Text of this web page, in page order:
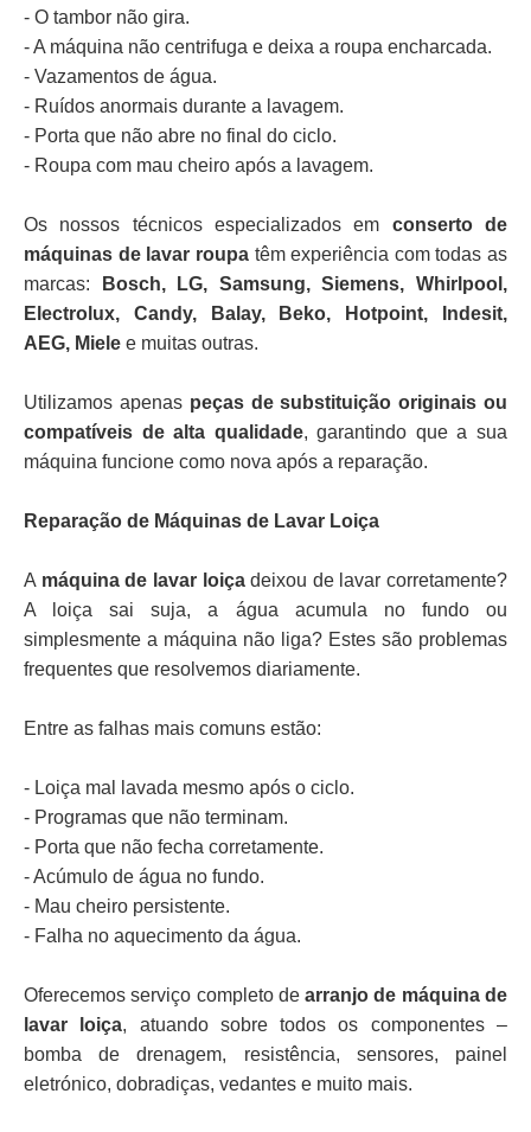
- O tambor não gira.
- A máquina não centrifuga e deixa a roupa encharcada.
- Vazamentos de água.
- Ruídos anormais durante a lavagem.
- Porta que não abre no final do ciclo.
- Roupa com mau cheiro após a lavagem.
Os nossos técnicos especializados em conserto de
máquinas de lavar roupatêm experiência com todas as
marcas:
Bosch, LG, Samsung, Siemens, Whirlpool,
Electrolux, Candy, Balay, Beko, Hotpoint, Indesit,
AEG, Miele e muitas outras.
Utilizamos apenas peças de substituição originais ou
compatíveis de alta qualidade, garantindo que a sua
máquina funcione como nova após a reparação.
Reparação de Máquinas de Lavar Loiça
A máquina de lavar loiçadeixou de lavar corretamente?
A loiça sai suja, a água acumula no fundo ou
simplesmente a máquina não liga? Estes são problemas
frequentes que resolvemos diariamente.
Entre as falhas mais comuns estão:
- Loiça mal lavada mesmo após o ciclo.
- Programas que não terminam.
- Porta que não fecha corretamente.
- Acúmulo de água no fundo.
- Mau cheiro persistente.
- Falha no aquecimento da água.
Oferecemos serviço completo dearranjo de máquina de
lavar loiça, atuando sobre todos os componentes –
bomba de drenagem, resistência, sensores, painel
eletrónico, dobradiças, vedantes e muito mais.